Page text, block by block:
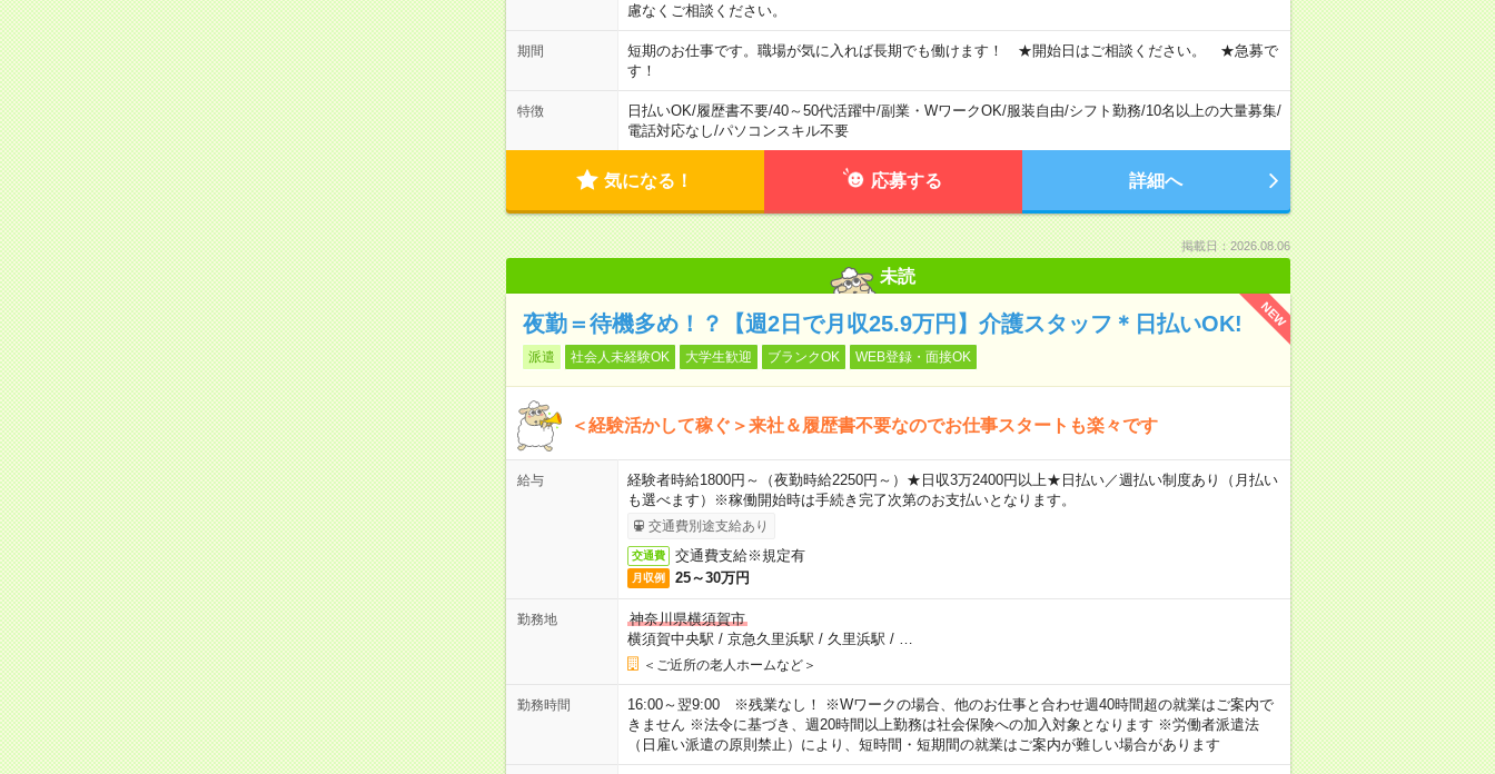
慮なくご相談ください。
期間
短期のお仕事です。職場が気に入れば長期でも働けます！ ★開始日はご相談ください。 ★急募で
す！
特徴 日払いOK/履歴書不要/40～50代活躍中/副業・WワークOK/服装自由/シフト勤務/10名以上の大量募集/
電話対応なし/パソコンスキル不要
気になる！ 応募する 詳細へ
掲載日：2026.08.06
未読
NEW
夜勤＝待機多め！？【週2日で月収25.9万円】介護スタッフ＊日払いOK!
派遣 社会人未経験OK 大学生歓迎 ブランクOK WEB登録・面接OK
＜経験活かして稼ぐ＞来社＆履歴書不要なのでお仕事スタートも楽々です
給与
経験者時給1800円～（夜勤時給2250円～）★日収3万2400円以上★日払い／週払い制度あり（月払い
も選べます）※稼働開始時は手続き完了次第のお支払いとなります。
交通費別途支給あり
交通費 交通費支給※規定有
月収例 25～30万円
勤務地
神奈川県横須賀市
横須賀中央駅 / 京急久里浜駅 / 久里浜駅 /
＜ご近所の老人ホームなど＞
勤務時間
16:00～翌9:00 ※残業なし！ ※Wワークの場合、他のお仕事と合わせ週40時間超の就業はご案内で
きません ※法令に基づき、週20時間以上勤務は社会保険への加入対象となります ※労働者派遣法
（日雇い派遣の原則禁止）により、短時間・短期間の就業はご案内が難しい場合があります